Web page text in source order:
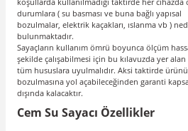
durumlara ( su basması ve buna bağlı yapısal
bozulmalar, elektrik kaçakları, ıslanma vb )
bulunmaktadır.
Sayaçların kullanım ömrü boyunca ölçüm
şekilde çalışabilmesi için bu kılavuzda yer alan
tüm hususlara uyulmalıdır. Aksi taktirde
bozulmasına yol açabileceğinden garanti
dışında kalacaktır.
Cem Su Sayacı Özellikler